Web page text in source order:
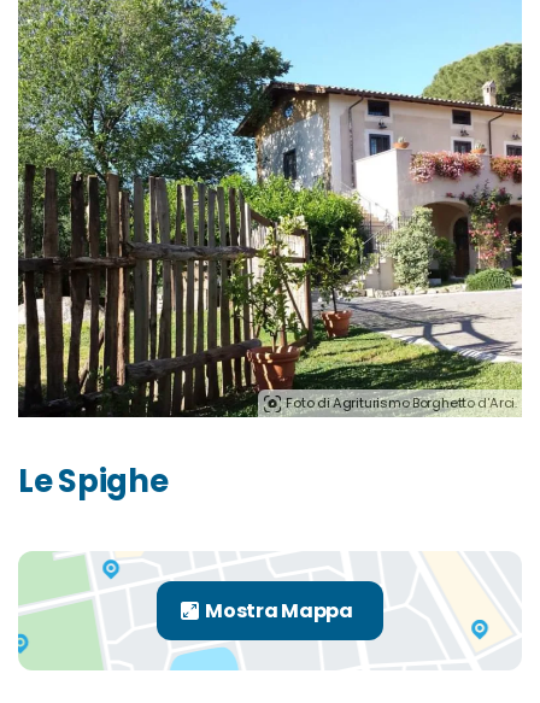
Foto di Agriturismo Borghetto d'Arci.
Le Spighe